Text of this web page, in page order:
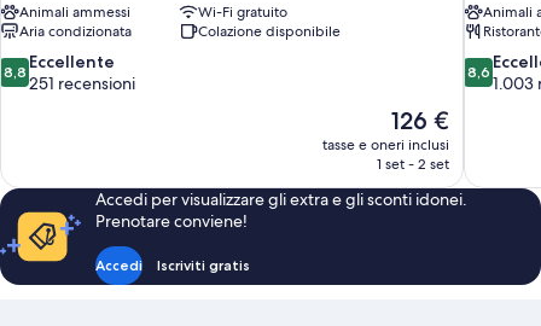
Animali ammessi
Wi-Fi gratuito
Aria condizionata
Colazione disponibile
8.8
su
recensioni
8,8 Eccellente
251 recensioni
Il
prezzo
attuale
126 €
126 €
tasse e oneri inclusi
1 set - 2 set
Animali
8.6
su
recensioni
8,6
1.003
Accedi per visualizzare gli extra e gli sconti idonei.
Prenotare conviene!
Accedi Iscriviti gratis